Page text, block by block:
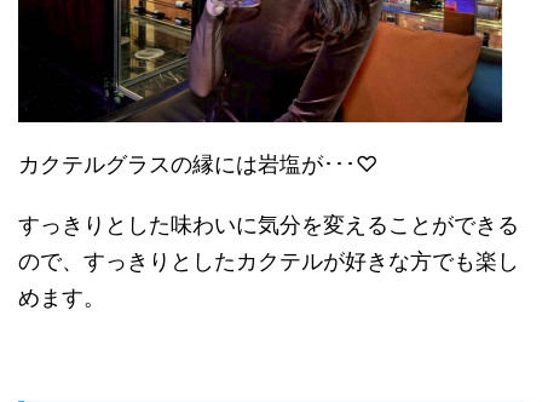
カクテルグラスの縁には岩塩が･･･♡
すっきりとした味わいに気分を変えることができる
ので、すっきりとしたカクテルが好きな方でも楽し
めます。